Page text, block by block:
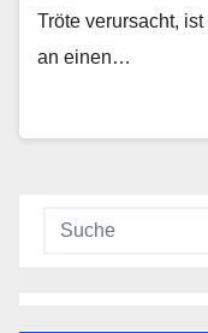
Tröte verursacht,
an einen…